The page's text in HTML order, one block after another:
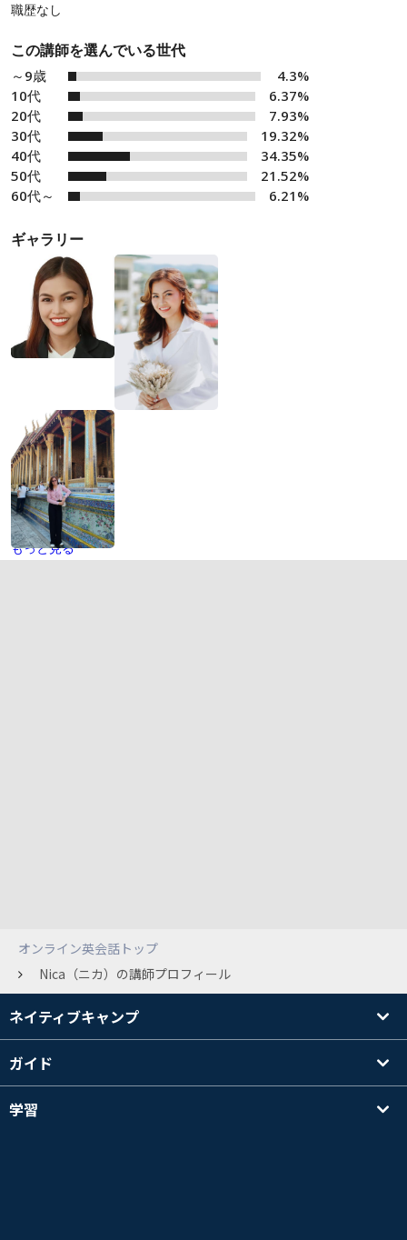
職歴なし
この講師を選んでいる世代
～9歳
4.3%
10代
6.37%
20代
7.93%
30代
19.32%
40代
34.35%
50代
21.52%
60代～
6.21%
ギャラリー
もっと見る
オンライン英会話トップ
Nica（ニカ）の講師プロフィール
ネイティブキャンプ
ガイド
学習